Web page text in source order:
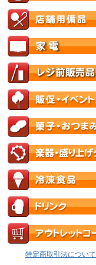
特定商取引法について